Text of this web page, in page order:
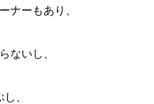
ナーもあり、
ないし、
、